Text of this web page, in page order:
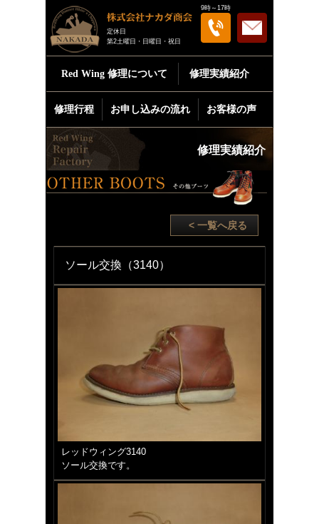
定休日
第2土曜日・日曜日・祝日
9時～17時
Red Wing 修理について 修理実績紹介
修理行程 お申し込みの流れ お客様の声
修理実績紹介
< 一覧へ戻る
ソール交換（3140）
レッドウィング3140
ソール交換です。